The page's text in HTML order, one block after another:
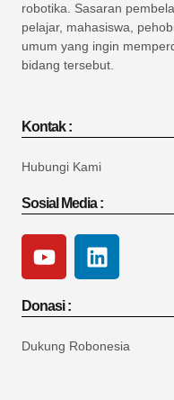
robotika. Sasaran
pelajar, mahasiswa,
umum yang ingin
bidang tersebut.
Kontak :
Hubungi Kami
Sosial Media :
Donasi :
Dukung Robonesia